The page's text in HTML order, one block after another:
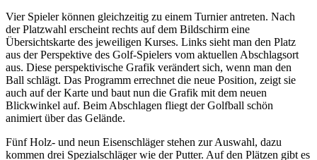
Vier Spieler können gleichzeitig zu einem Turnier antreten. Nach
der Platzwahl erscheint rechts auf dem Bildschirm eine
Übersichtskarte des jeweiligen Kurses. Links sieht man den Platz
aus der Perspektive des Golf-Spielers vom aktuellen Abschlagsort
aus. Diese perspektivische Grafik verändert sich, wenn man den
Ball schlägt. Das Programm errechnet die neue Position, zeigt sie
auch auf der Karte und baut nun die Grafik mit dem neuen
Blickwinkel auf. Beim Abschlagen fliegt der Golfball schön
animiert über das Gelände.
Fünf Holz- und neun Eisenschläger stehen zur Auswahl, dazu
kommen drei Spezialschläger wie der Putter. Auf den Plätzen gibt es